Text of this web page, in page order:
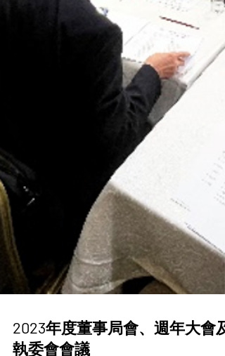
2023年度董事局會、週年大會及